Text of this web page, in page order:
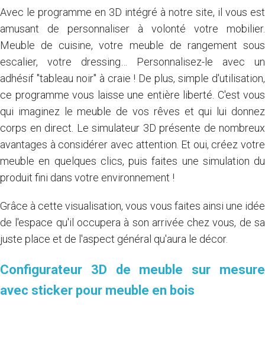
Avec le programme en 3D intégré à notre site, il vous est
amusant de personnaliser à volonté votre mobilier.
Meuble de cuisine, votre meuble de rangement sous
escalier, votre dressing… Personnalisez-le avec un
adhésif "tableau noir" à craie ! De plus, simple d'utilisation,
ce programme vous laisse une entière liberté. C'est vous
qui imaginez le meuble de vos rêves et qui lui donnez
corps en direct. Le simulateur 3D présente de nombreux
avantages à considérer avec attention. Et oui, créez votre
meuble en quelques clics, puis faites une simulation du
produit fini dans votre environnement !
Grâce à cette visualisation, vous vous faites ainsi une idée
de l'espace qu'il occupera à son arrivée chez vous, de sa
juste place et de l'aspect général qu'aura le décor.
Configurateur 3D de meuble sur mesure
avec sticker pour meuble en bois